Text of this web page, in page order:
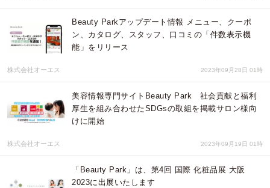
Beauty Parkアップデート情報 メニュー、クーポ
ン、カタログ、スタッフ、口コミの「件数表示機
能」をリリース
株式会社オーエス 2023年09月28日 01時
美容情報専門サイトBeauty Park 社会貢献と福利
厚生を組み合わせたSDGsの取組を掲載サロン様向
けに開始
株式会社オーエス 2023年09月19日 01時
「Beauty Park」は、第4回 国際 化粧品展 大阪
2023に出展いたします